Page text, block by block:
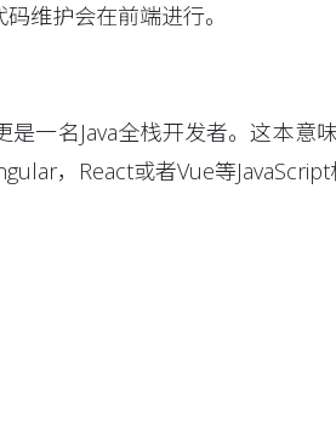
维护会在前端进行。
一名Java全栈开发者。这本意
，React或者Vue等JavaScript